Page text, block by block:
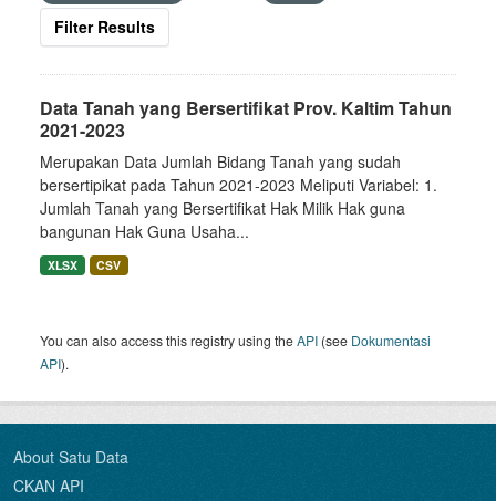
Filter Results
Data Tanah yang Bersertifikat Prov. Kaltim Tahun
2021-2023
Merupakan Data Jumlah Bidang Tanah yang sudah
bersertipikat pada Tahun 2021-2023 Meliputi Variabel: 1.
Jumlah Tanah yang Bersertifikat Hak Milik Hak guna
bangunan Hak Guna Usaha...
XLSX CSV
You can also access this registry using theAPI (see Dokumentasi
API).
About Satu Data
CKAN API